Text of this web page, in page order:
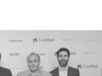
Schließen